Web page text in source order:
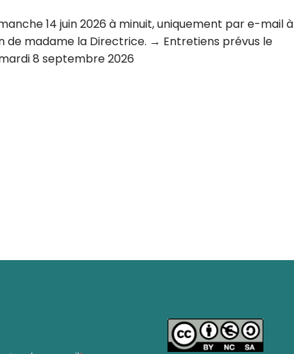
14 juin 2026 à minuit, uniquement par e-mail à
madame la Directrice. → Entretiens prévus le
8 septembre 2026